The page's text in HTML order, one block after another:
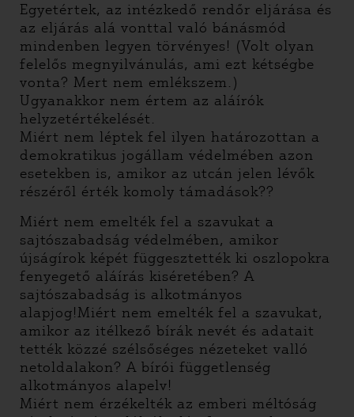
Egyetértek, az intézkedő rendőr eljárása és
az eljárás alá vonttal való bánásmód
mindenben legyen törvényes! (Volt olyan
felelős megnyilvánulás, ami ezt kétségbe
vonta? Mert nem emlékszem.)
Ugyanakkor nem értem az aláírók
helyzetértékelését.
Miért nem léptek fel ilyen határozottan a
demokratikus jogállam védelmében azon
esetekben is, amikor az utcán jelen lévők
részéről érték komoly támadások??
Miért nem emelték fel a szavukat a
sajtószabadság védelmében, amikor
újságírok képét függesztették ki oszlopokra
fenyegető aláírás kiséretében? A
sajtószabadság is alkotmányos
alapjog!Miért nem emelték fel a szavukat,
amikor az itélkező bírák nevét és adatait
tették közzé szélsőséges nézeteket valló
netoldalakon? A bírói függetlenség
alkotmányos alapelv!
Miért nem érzékelték az emberi méltóság